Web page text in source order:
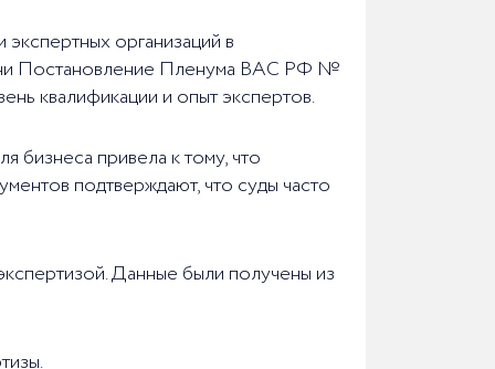
организаций в
ни Постановление Пленума ВАС РФ №
квалификации и опыт экспертов.
бизнеса привела к тому, что
подтверждают, что суды часто
Данные были получены из